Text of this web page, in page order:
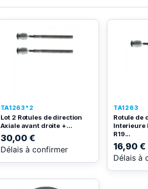
TA1263*2
Lot 2 Rotules de direction
Axiale avant droite +...
30,00 €
Délais à confirmer
TA1263
Rotule de
Interieure
R19...
16,90 €
Délais à